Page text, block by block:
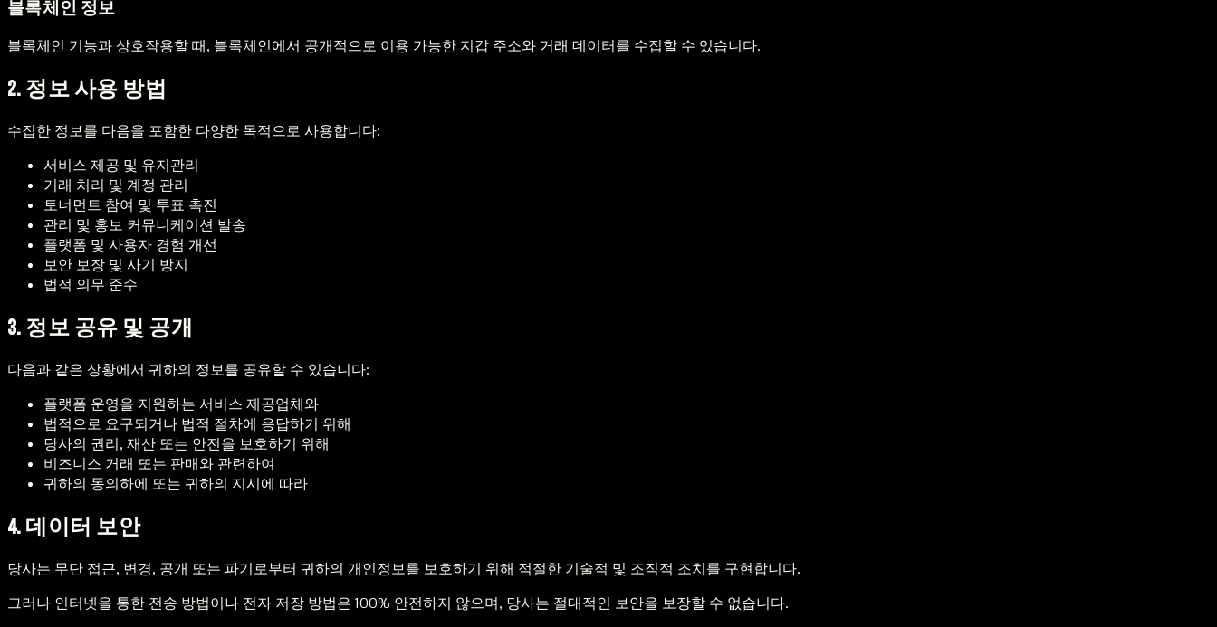
블록체인 정보
블록체인 기능과 상호작용할 때, 블록체인에서 공개적으로 이용 가능한 지갑 주소와 거래 데이터를 수집할 수 있습니다.
2. 정보 사용 방법
수집한 정보를 다음을 포함한 다양한 목적으로 사용합니다:
서비스 제공 및 유지관리
거래 처리 및 계정 관리
토너먼트 참여 및 투표 촉진
관리 및 홍보 커뮤니케이션 발송
플랫폼 및 사용자 경험 개선
보안 보장 및 사기 방지
법적 의무 준수
3. 정보 공유 및 공개
다음과 같은 상황에서 귀하의 정보를 공유할 수 있습니다:
플랫폼 운영을 지원하는 서비스 제공업체와
법적으로 요구되거나 법적 절차에 응답하기 위해
당사의 권리, 재산 또는 안전을 보호하기 위해
비즈니스 거래 또는 판매와 관련하여
귀하의 동의하에 또는 귀하의 지시에 따라
4. 데이터 보안
당사는 무단 접근, 변경, 공개 또는 파기로부터 귀하의 개인정보를 보호하기 위해 적절한 기술적 및 조직적 조치를 구현합니다.
그러나 인터넷을 통한 전송 방법이나 전자 저장 방법은 100% 안전하지 않으며, 당사는 절대적인 보안을 보장할 수 없습니다.